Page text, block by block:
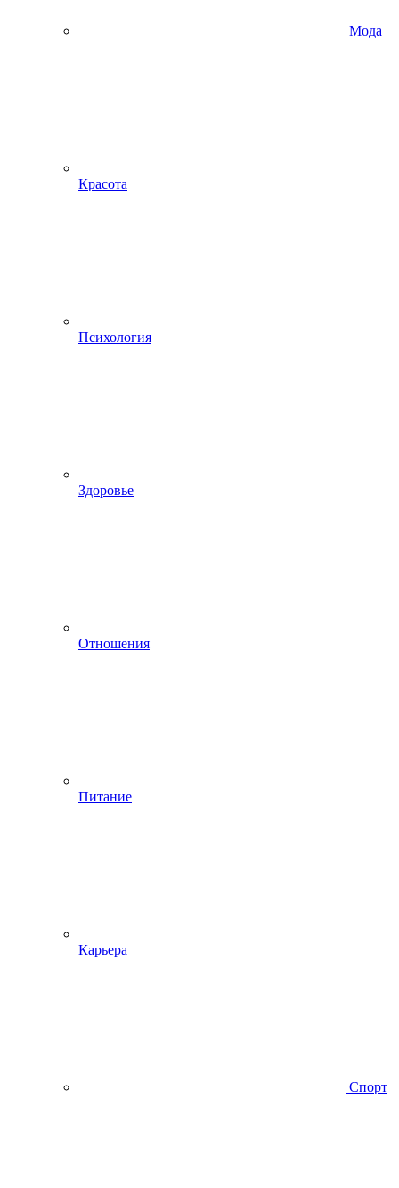
Мода
Красота
Психология
Здоровье
Отношения
Питание
Карьера
Спорт